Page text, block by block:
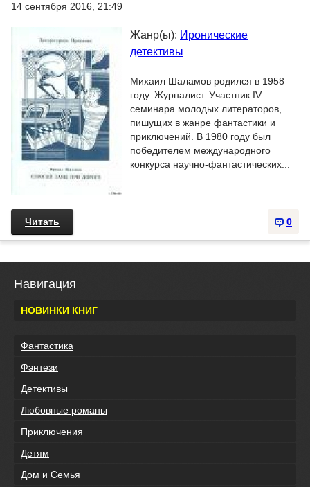
14 сентября 2016, 21:49
Жанр(ы): Иронические
детективы
Михаил Шаламов родился в 1958
году. Журналист. Участник IV
семинара молодых литераторов,
пишущих в жанре фантастики и
приключений. В 1980 году был
победителем международного
конкурса научно-фантастических...
0
Читать
Навигация
НОВИНКИ КНИГ
Фантастика
Фэнтези
Детективы
Любовные романы
Приключения
Детям
Дом и Семья